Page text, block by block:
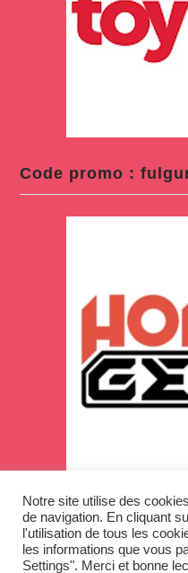
Code promo :
Notre site utilise des
de navigation. En cliquant
l'utilisation de tous les
les informations que vous
Settings". Merci et bonne